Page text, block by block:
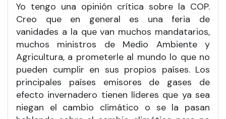
Yo tengo una opinión crítica sobre la COP.
Creo que en general es una feria de
vanidades a la que van muchos mandatarios,
muchos ministros de Medio Ambiente y
Agricultura, a prometerle al mundo lo que no
pueden cumplir en sus propios países. Los
principales países emisores de gases de
efecto invernadero tienen líderes que ya sea
niegan el cambio climático o se la pasan